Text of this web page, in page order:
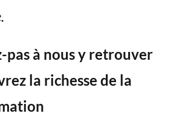
pas à nous y retrouver
la richesse de la